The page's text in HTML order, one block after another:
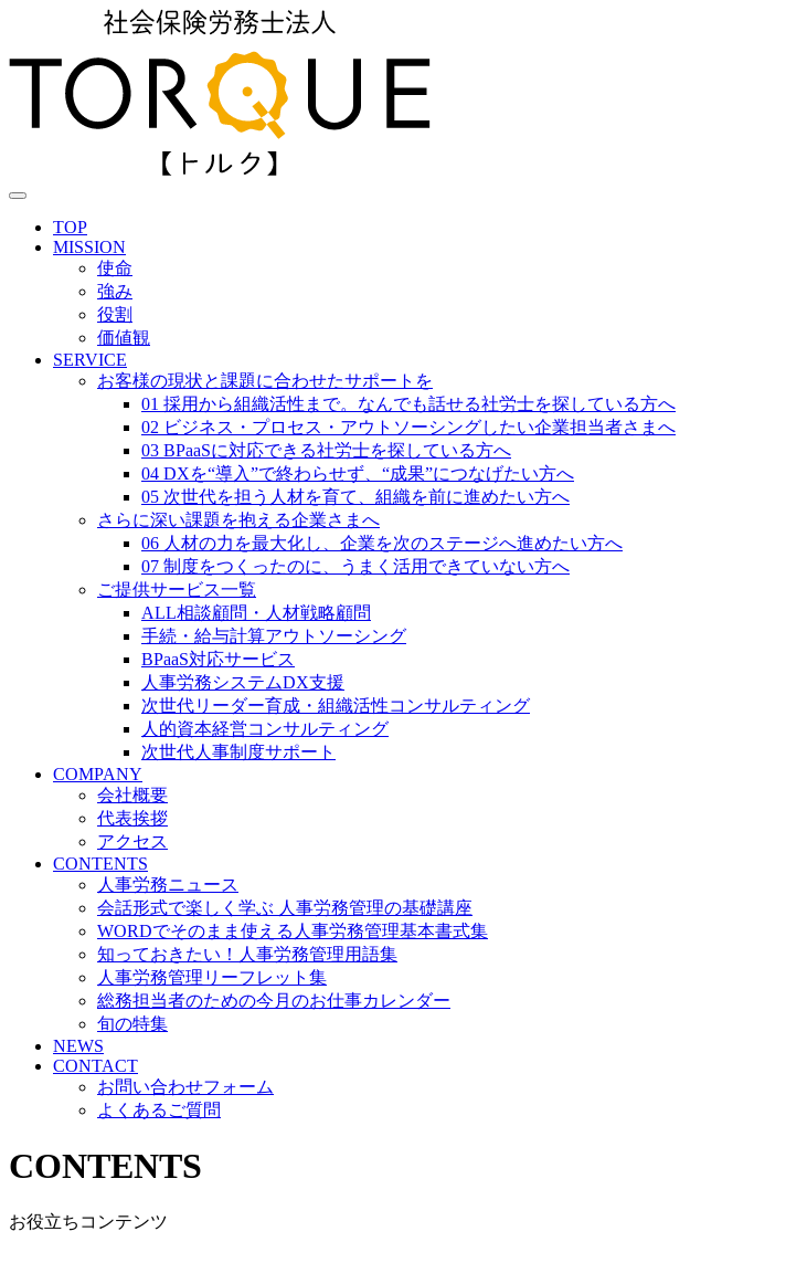
TOP
MISSION
使命
強み
役割
価値観
SERVICE
お客様の現状と課題に合わせたサポートを
01 採用から組織活性まで。なんでも話せる社労士を探している方へ
02 ビジネス・プロセス・アウトソーシングしたい企業担当者さまへ
03 BPaaSに対応できる社労士を探している方へ
04 DXを“導入”で終わらせず、“成果”につなげたい方へ
05 次世代を担う人材を育て、組織を前に進めたい方へ
さらに深い課題を抱える企業さまへ
06 人材の力を最大化し、企業を次のステージへ進めたい方へ
07 制度をつくったのに、うまく活用できていない方へ
ご提供サービス一覧
ALL相談顧問・人材戦略顧問
手続・給与計算アウトソーシング
BPaaS対応サービス
人事労務システムDX支援
次世代リーダー育成・組織活性コンサルティング
人的資本経営コンサルティング
次世代人事制度サポート
COMPANY
会社概要
代表挨拶
アクセス
CONTENTS
人事労務ニュース
会話形式で楽しく学ぶ 人事労務管理の基礎講座
WORDでそのまま使える人事労務管理基本書式集
知っておきたい！人事労務管理用語集
人事労務管理リーフレット集
総務担当者のための今月のお仕事カレンダー
旬の特集
NEWS
CONTACT
お問い合わせフォーム
よくあるご質問
CONTENTS
お役立ちコンテンツ